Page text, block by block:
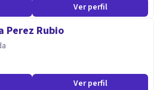
Ver perfil
Perez Rubio
Ver perfil